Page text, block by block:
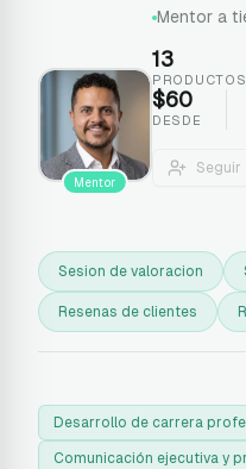
Mentor
Mentor a
13
PRODUCTOS
$60
DESDE
Seguir
Sesion de valoracion
Resenas de clientes
Desarrollo de carrera
Comunicación ejecutiva y